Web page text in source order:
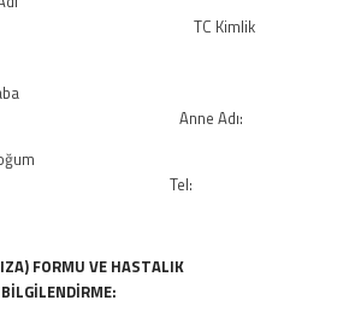
TC Kimlik
Anne Adı:
Tel:
FORMU VE HASTALIK